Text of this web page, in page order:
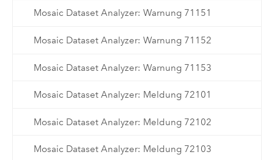
Mosaic Dataset Analyzer: Warnung 71151
Mosaic Dataset Analyzer: Warnung 71152
Mosaic Dataset Analyzer: Warnung 71153
Mosaic Dataset Analyzer: Meldung 72101
Mosaic Dataset Analyzer: Meldung 72102
Mosaic Dataset Analyzer: Meldung 72103